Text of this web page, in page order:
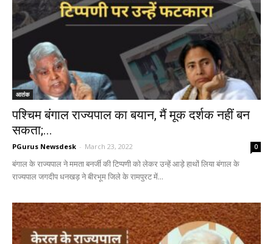
आतंक
पश्चिम बंगाल राज्यपाल का बयान, मैं मूक दर्शक नहीं बन
सकता;...
PGurus Newsdesk - March 23, 2022 0
बंगाल के राज्यपाल ने ममता बनर्जी की टिप्पणी को लेकर उन्हें आड़े हाथों लिया बंगाल के
राज्यपाल जगदीप धनखड़ ने बीरभूम जिले के रामपुरट में...